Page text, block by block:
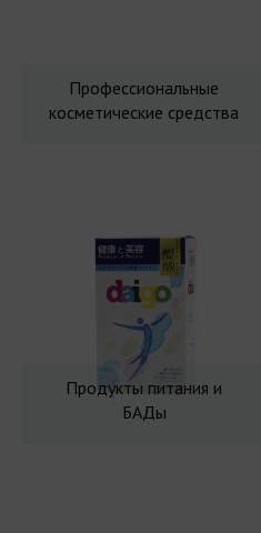
Профессиональные
косметические средства
Продукты питания и
БАДы